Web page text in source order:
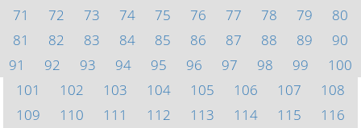
71
72 73 74 75 76 77 78 79
80
81
82 83 84 85 86 87 88 89
90
91
92 93 94 95 96 97 98 99
100
101
102 103 104 105 106 107
108
109
110 111 112 113 114 115
116